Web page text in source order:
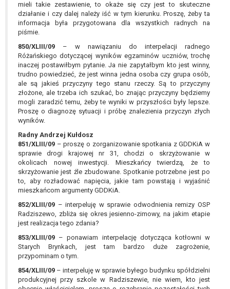
mieli takie zestawienie, to okaże się czy jest to skuteczne
działanie i czy dalej należy iść w tym kierunku. Proszę, żeby ta
informacja była przygotowana dla wszystkich radnych na
piśmie.
850/XLIII/09 – w nawiązaniu do interpelacji radnego
Różańskiego dotyczącej wyników egzaminów uczniów, trochę
inaczej postawiłbym pytanie. Ja nie zapytałbym kto jest winny,
trudno powiedzieć, że jest winna jedna osoba czy grupa osób,
ale są jakieś przyczyny tego stanu rzeczy. Są to przyczyny
złożone, ale trzeba ich szukać, bo znając przyczyny będziemy
mogli zaradzić temu, żeby te wyniki w przyszłości były lepsze.
Proszę o diagnozę sytuacji i próbę znalezienia przyczyn złych
wyników.
Radny Andrzej Kułdosz
851/XLIII/09 – proszę o zorganizowanie spotkania z GDDKiA w
sprawie drogi krajowej nr 31, chodzi o skrzyżowanie w
okolicach nowej inwestycji. Mieszkańcy twierdzą, że to
skrzyżowanie jest źle zbudowane. Spotkanie potrzebne jest po
to, aby rozładować napięcia, jakie tam powstają i wyjaśnić
mieszkańcom argumenty GDDKiA.
852/XLIII/09 – interpeluję w sprawie odwodnienia remizy OSP
Radziszewo, zbliża się okres jesienno-zimowy, na jakim etapie
jest realizacja tego zdania?
853/XLIII/09 – ponawiam interpelację dotycząca kotłowni w
Starych Brynkach, jest tam bardzo duże zagrożenie,
przypominam o tym.
854/XLIII/09 – interpeluję w sprawie byłego budynku spółdzielni
produkcyjnej przy szkole w Radziszewie, nie wiem, kto jest